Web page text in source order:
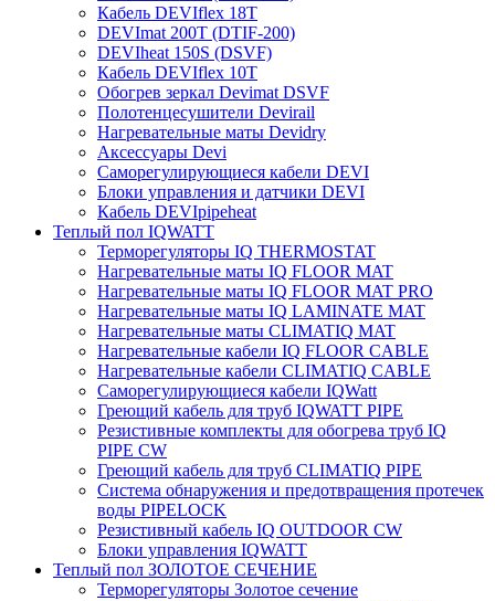
Кабель DEVIflex 18T
DEVImat 200T (DTIF-200)
DEVIheat 150S (DSVF)
Кабель DEVIflex 10T
Обогрев зеркал Devimat DSVF
Полотенцесушители Devirail
Нагревательные маты Devidry
Аксессуары Devi
Саморегулирующиеся кабели DEVI
Блоки управления и датчики DEVI
Кабель DEVIpipeheat
Теплый пол IQWATT
Терморегуляторы IQ THERMOSTAT
Нагревательные маты IQ FLOOR MAT
Нагревательные маты IQ FLOOR MAT PRO
Нагревательные маты IQ LAMINATE MAT
Нагревательные маты CLIMATIQ MAT
Нагревательные кабели IQ FLOOR CABLE
Нагревательные кабели CLIMATIQ CABLE
Саморегулирующиеся кабели IQWatt
Греющий кабель для труб IQWATT PIPE
Резистивные комплекты для обогрева труб IQ
PIPE CW
Греющий кабель для труб CLIMATIQ PIPE
Система обнаружения и предотвращения протечек
воды PIPELOCK
Резистивный кабель IQ OUTDOOR CW
Блоки управления IQWATT
Теплый пол ЗОЛОТОЕ СЕЧЕНИЕ
Терморегуляторы Золотое сечение